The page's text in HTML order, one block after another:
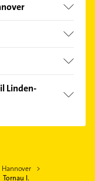
Linden-
Tornau I.